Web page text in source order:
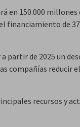
en 150.000 millones
financiamiento de
partir de 2025 un
compañías reducir el
recursos y